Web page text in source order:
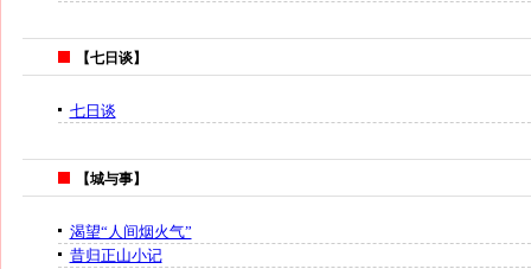
【七日谈】
七日谈
【城与事】
渴望“人间烟火气”
昔归正山小记